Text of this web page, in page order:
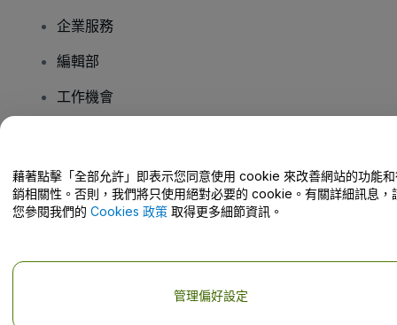
企業服務
編輯部
工作機會
幫助中心 / 聯絡我們
公司詳情
藉著點擊「全部允許」即表示您同意使用 cookie 來改善網站的功能
銷相關性。否則，我們將只使用絕對必要的 cookie。有關詳細訊息，
您參閱我們的 Cookies 政策 取得更多細節資訊。
管理偏好設定